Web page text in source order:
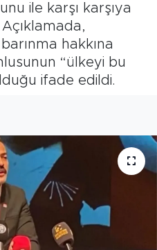
ile karşı karşıya
Açıklamada,
hakkına
“ülkeyi bu
ifade edildi.